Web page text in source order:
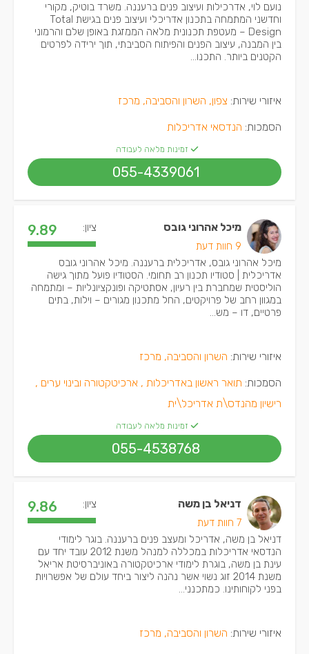
נועם לוי, אדרכילות ועיצוב פנים ברעננה. משרד בוטיק, מקורי
וחדשני המתמחה בתכנון אדריכלי ועיצוב פנים בגישת Total
Design – מעטפת תכנונית מלאה הממזגת באופן שלם והרמוני
בין המבנה, עיצוב הפנים והפיתוח הסביבתי, תוך ירידה לפרטים
הקטנים ביותר. התכנו...
איזורי שירות: צפון, השרון והסביבה, מרכז
הסמכות: הנדסאי אדריכלות
זמינות מלאה לעבודה
055-4339061
מיכל אהרוני גובס
9 חוות דעת
ציון: 9.89
מיכל אהרוני גובס, אדריכלית ברעננה. מיכל אהרוני גובס
אדריכלית | סטודיו תכנון רב תחומי. הסטודיו פועל מתוך גישה
הוליסטית שמחברת בין רעיון, אסתטיקה ופונקציונליות – ומתמחה
במגוון רחב של פרויקטים, החל מתכנון מגורים – וילות, בתים
פרטיים, דו – מש...
איזורי שירות: השרון והסביבה, מרכז
הסמכות: תואר ראשון באדריכלות , ארכיטקטורה ובינוי ערים ,
רישיון מהנדס\ת אדריכל\ית
זמינות מלאה לעבודה
055-4538768
דניאל בן משה
7 חוות דעת
ציון: 9.86
דניאל בן משה, אדריכל ומעצב פנים ברעננה. בוגר לימודי
הנדסאי אדריכלות במכללה למנהל משנת 2012 עובד יחד עם
עינת בן משה, בוגרת לימודי ארכיטקטורה באוניברסיטת אריאל
משנת 2014 זוג נשוי אשר נהנה ליצור ביחד עולם של אפשרויות
בפני לקוחותינו. כמתכנני...
איזורי שירות: השרון והסביבה, מרכז